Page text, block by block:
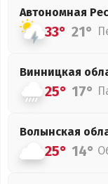
Автономная
33° 21°
Винницкая
25° 17°
Волынская
25° 14°